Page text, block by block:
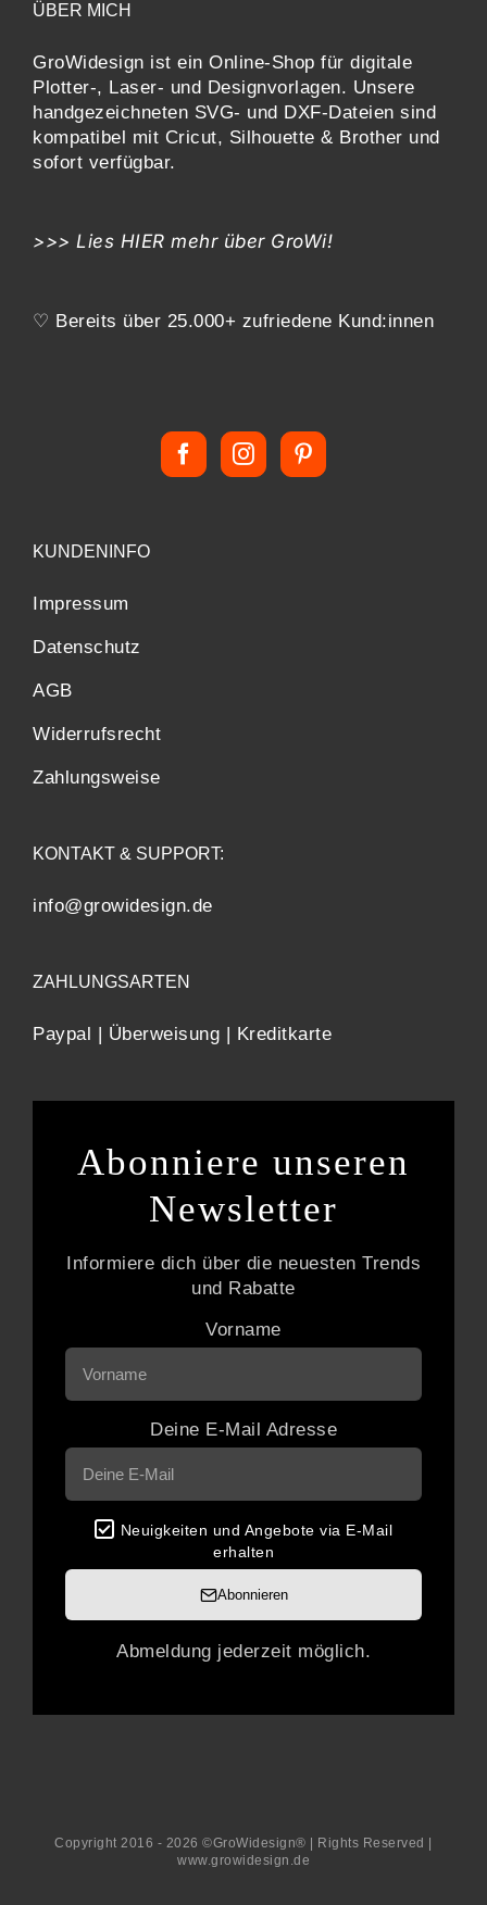
ÜBER MICH
GroWidesign ist ein Online-Shop für digitale
Plotter-, Laser- und Designvorlagen. Unsere
handgezeichneten SVG- und DXF- Dateien sind
kompatibel mit Cricut, Silhouette & Brother und
sofort verfügbar.
>>> Lies HIER mehr über GroWi!
♡ Bereits über 25.000+ zufriedene Kund:innen
KUNDENINFO
Impressum
Datenschutz
AGB
Widerrufsrecht
Zahlungsweise
KONTAKT & SUPPORT:
info@growidesign.de
ZAHLUNGSARTEN
Paypal | Überweisung | Kreditkarte
Abonniere unseren
Newsletter
Informiere dich über die neuesten Trends
und Rabatte
Vorname
Deine E-Mail Adresse
Neuigkeiten und Angebote via E-Mail
erhalten
Abonnieren
Abmeldung jederzeit möglich.
Copyright 2016 - 2026 ©GroWidesign® | Rights Reserved |
www.growidesign.de